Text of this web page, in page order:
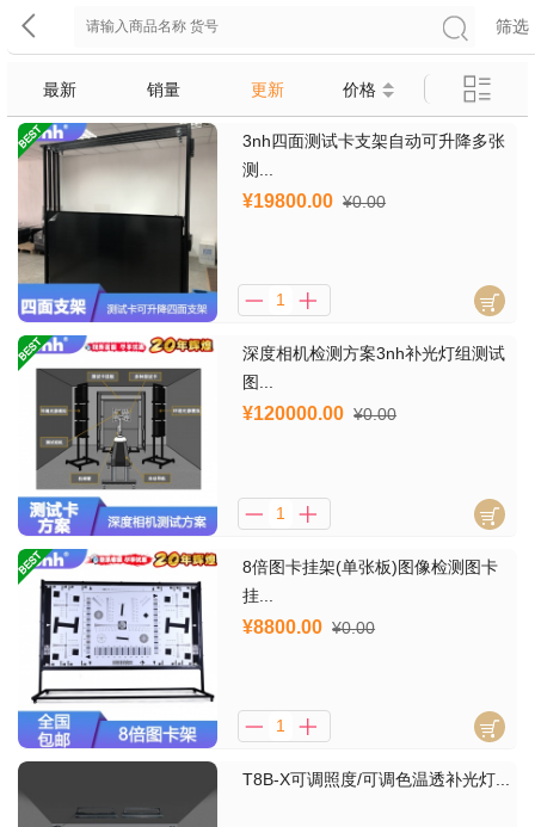
筛选
最新 销量 更新 价格
3nh四面测试卡支架自动可升降多张
测...
¥19800.00 ¥0.00
深度相机检测方案3nh补光灯组测试
图...
¥120000.00 ¥0.00
8倍图卡挂架(单张板)图像检测图卡
挂...
¥8800.00 ¥0.00
T8B-X可调照度/可调色温透补光灯...